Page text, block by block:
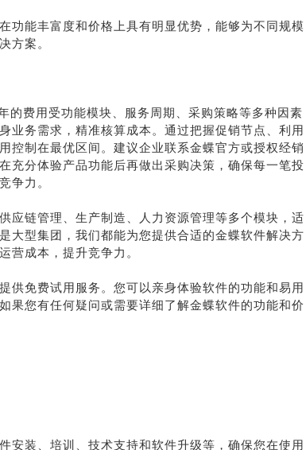
功能丰富度和价格上具有明显优势，能够为不同规模
方案。
费用受功能模块、服务周期、采购策略等多种因素
业务需求，精准核算成本。通过把握促销节点、利用
控制在最优区间。建议企业联系金蝶官方或授权经销
充分体验产品功能后再做出采购决策，确保每一笔投
争力。
应链管理、生产制造、人力资源管理等多个模块，适
大型集团，我们都能为您提供合适的金蝶软件解决方
营成本，提升竞争力。
供免费试用服务。您可以亲身体验软件的功能和易用
果您有任何疑问或需要详细了解金蝶软件的功能和价
安装、培训、技术支持和软件升级等，确保您在使用